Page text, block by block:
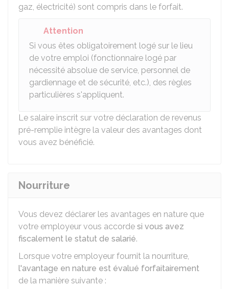
gaz, électricité) sont compris dans le forfait.
Attention
Si vous êtes obligatoirement logé sur le lieu
de votre emploi (fonctionnaire logé par
nécessité absolue de service, personnel de
gardiennage et de sécurité, etc.), des règles
particulières s'appliquent.
Le salaire inscrit sur votre déclaration de revenus
pré-remplie intègre la valeur des avantages dont
vous avez bénéficié.
Nourriture
Vous devez déclarer les avantages en nature que
votre employeur vous accorde si vous avez
fiscalement le statut de salarié.
Lorsque votre employeur fournit la nourriture,
l'avantage en nature est évalué forfaitairement
de la manière suivante :